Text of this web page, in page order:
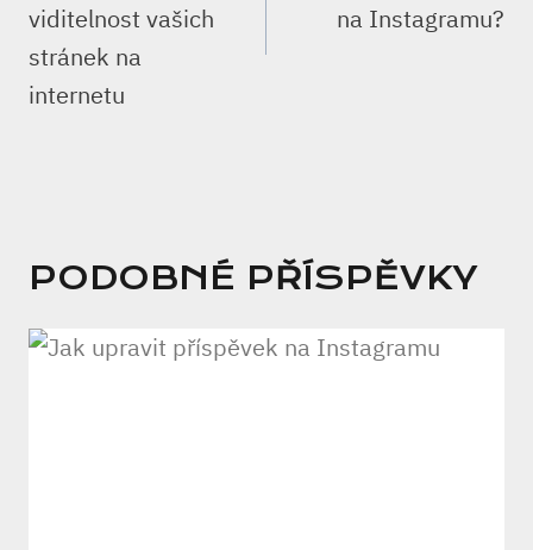
viditelnost vašich
stránek na
internetu
na Instagramu?
PODOBNÉ PŘÍSPĚVKY